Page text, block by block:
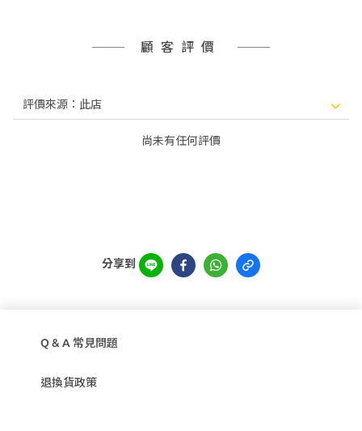
顧客評價
尚未有任何評價
分享到
Q & A 常見問題
退換貨政策